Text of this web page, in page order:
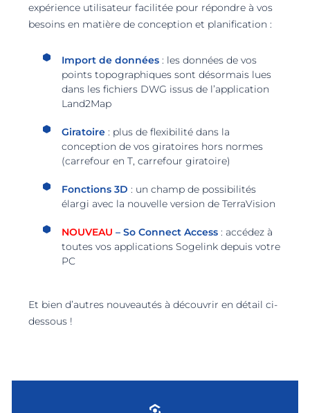
expérience utilisateur facilitée pour répondre à vos
besoins en matière de conception et planification :
Import de données : les données de vos
points topographiques sont désormais lues
dans les fichiers DWG issus de l’application
Land2Map
Giratoire : plus de flexibilité dans la
conception de vos giratoires hors normes
(carrefour en T, carrefour giratoire)
Fonctions 3D : un champ de possibilités
élargi avec la nouvelle version de TerraVision
NOUVEAU – So Connect Access : accédez à
toutes vos applications Sogelink depuis votre
PC
Et bien d’autres nouveautés à découvrir en détail ci-
dessous !